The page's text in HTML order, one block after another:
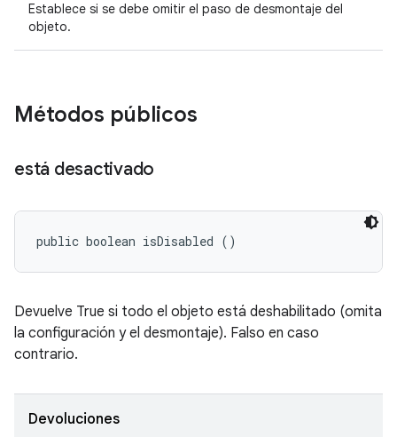
Establece si se debe omitir el paso de desmontaje del
objeto.
Métodos públicos
está desactivado
public boolean isDisabled ()
Devuelve True si todo el objeto está deshabilitado (omita
la configuración y el desmontaje). Falso en caso
contrario.
Devoluciones